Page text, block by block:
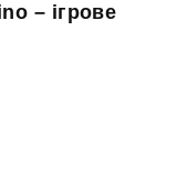
– ігрове